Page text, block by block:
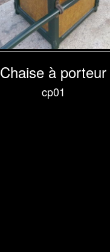
Chaise à porteur
cp01